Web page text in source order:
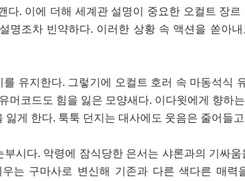
다. 이에 더해 세계관 설명이 중요한 오컬트 장
명조차 빈약하다. 이러한 상황 속 액션을 쏟아내
유지한다. 그렇기에 오컬트 호러 속 마동석식
머코드도 힘을 잃은 모양새다. 이다윗에게 향하
잃게 한다. 툭툭 던지는 대사에도 웃음은 줄어들
시다. 악령에 잠식당한 은서는 샤론과의 기싸
는 구마사로 변신해 기존과 다른 색다른 매력